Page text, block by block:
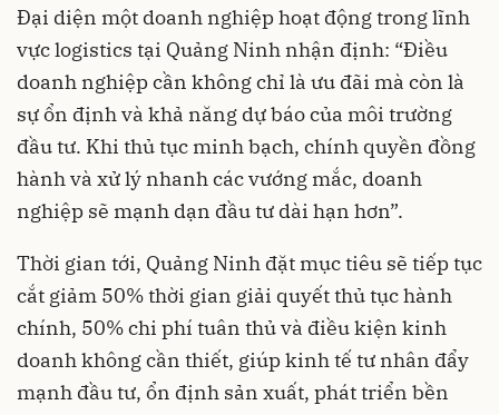
Đại diện một doanh nghiệp hoạt động trong lĩnh
vực logistics tại Quảng Ninh nhận định: “Điều
doanh nghiệp cần không chỉ là ưu đãi mà còn là
sự ổn định và khả năng dự báo của môi trường
đầu tư. Khi thủ tục minh bạch, chính quyền đồng
hành và xử lý nhanh các vướng mắc, doanh
nghiệp sẽ mạnh dạn đầu tư dài hạn hơn”.
Thời gian tới, Quảng Ninh đặt mục tiêu sẽ tiếp tục
cắt giảm 50% thời gian giải quyết thủ tục hành
chính, 50% chi phí tuân thủ và điều kiện kinh
doanh không cần thiết, giúp kinh tế tư nhân đẩy
mạnh đầu tư, ổn định sản xuất, phát triển bền